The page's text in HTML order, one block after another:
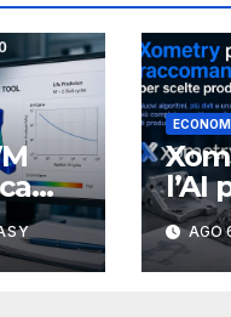
in
l’AI
più
AGO